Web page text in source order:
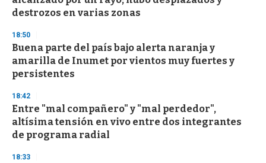
destrozos en varias zonas
18:50
Buena parte del país bajo alerta naranja y
amarilla de Inumet por vientos muy fuertes y
persistentes
18:42
Entre "mal compañero" y "mal perdedor",
altísima tensión en vivo entre dos integrantes
de programa radial
18:33